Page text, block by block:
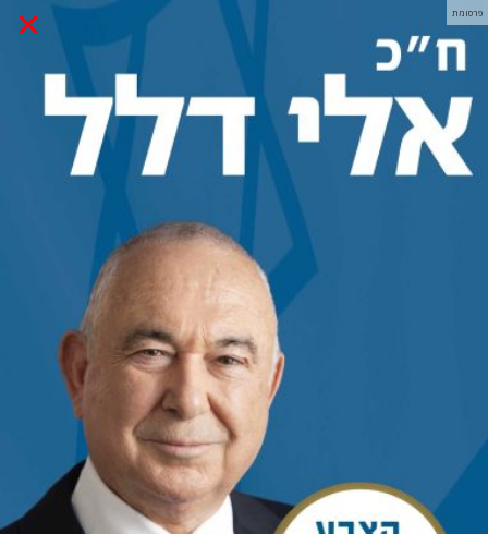
× פרסומת